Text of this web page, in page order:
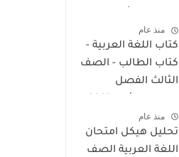
- 2026
منذ عام
كتاب اللغة العربية -
كتاب الطالب - الصف
الثالث الفصل
2026 منهج الإماراتمنذ عام
تحليل هيكل امتحان
اللغة العربية الصف